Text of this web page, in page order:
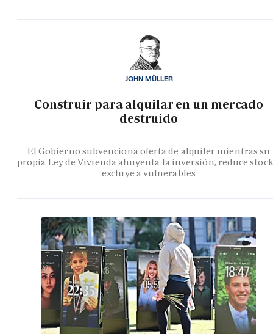
Construir para alquilar en un mercado
destruido
El Gobierno subvenciona oferta de alquiler mientras su
propia Ley de Vivienda ahuyenta la inversión, reduce
excluye a vulnerables
JOHN MÜLLER